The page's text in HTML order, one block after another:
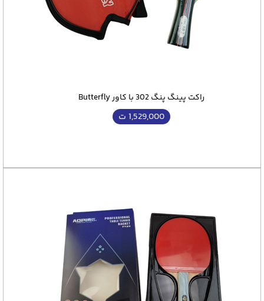
راکت پینگ پنگ 302 با کاور Butterfly
1,529,000 ت